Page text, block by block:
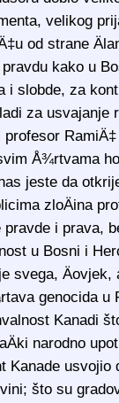
velikog
od strane
kako u
i slobde, za
za usvajanje
RamiÄ‡
Å¾rtvama
jeste da
zloÄina
i prava,
u Bosni i
svega,
genocida u
Kanadi
narodno
Kanade
što su